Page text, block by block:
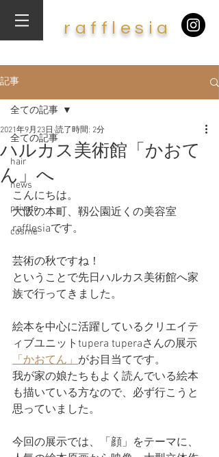
​r af f lesia
記事
全ての記事
hair
news
private
cosme
全ての記事
ハルカス美術館「かおて
ん」へ
2021年9月23日 読了時間: 2分
こんにちは。
大阪の本町、靱公園近くの美容室
rafflesiaです。
芸術の秋ですね！
ということで先日ハルカス美術館へ家
族で行ってきました。
絵本を中心に活躍しているクリエイテ
ィブユニットtupera tuperaさんの展示
「かおてん」がお目当てです。
我が家の娘たちもよく読んでいる絵本
も描いている方なので、必ず行こうと
思っていました。
今回の展示では、「顔」をテーマに、